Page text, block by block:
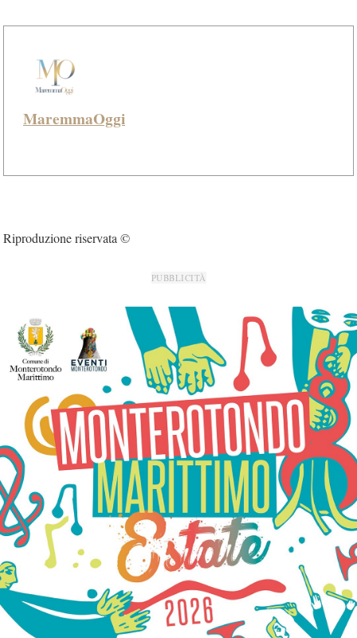
MaremmaOggi
Riproduzione riservata ©
PUBBLICITÀ